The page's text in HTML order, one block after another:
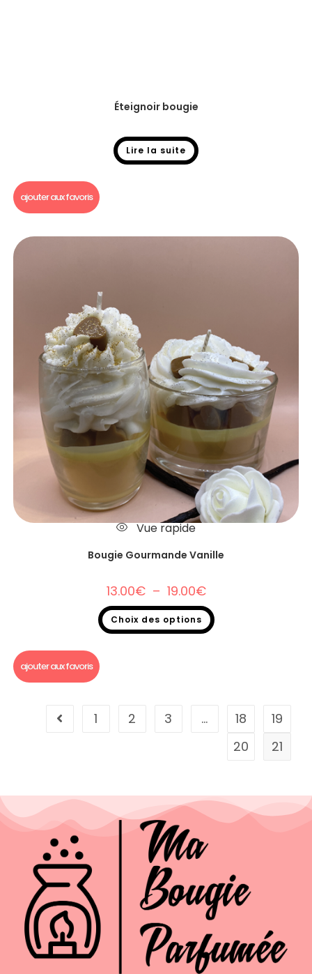
Éteignoir bougie
Lire la suite
ajouter aux favoris
Vue rapide
Bougie Gourmande Vanille
13.00€ – 19.00€
Choix des options
ajouter aux favoris
1 2 3 … 18
19
20
21